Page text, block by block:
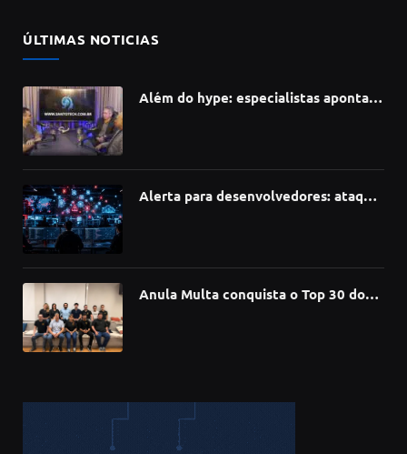
ÚLTIMAS NOTICIAS
Além do hype: especialistas apontam
Alerta para desenvolvedores: ataque
Anula Multa conquista o Top 30 do